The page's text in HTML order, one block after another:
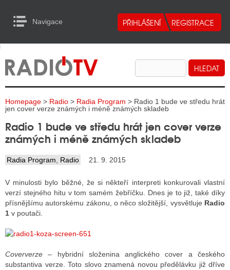
Navigace
RADIA
TELEVIZE
INTERNET
TISK
RADIA
RÁDIÍ
RÁDIÍ
TELEVIZE
to Content
Homepage > Radio > Radia Program > Radio 1 bude ve středu hrát
jen cover verze známých i méně známých skladeb
Radio 1 bude ve středu hrát jen cover verze
známých i méně známých skladeb
Radia Program Radio 21. 9. 2015
V minulosti bylo běžné, že si někteří interpreti konkurovali vlastní
verzí stejného hitu v tom samém žebříčku. Dnes je to již, také díky
přísnějšímu autorskému zákonu, o něco složitější, vysvětluje Radio
1 v poutači.
Coververze – hybridní složenina anglického cover a českého
substantiva verze. Toto slovo znamená novou předělávku již dříve